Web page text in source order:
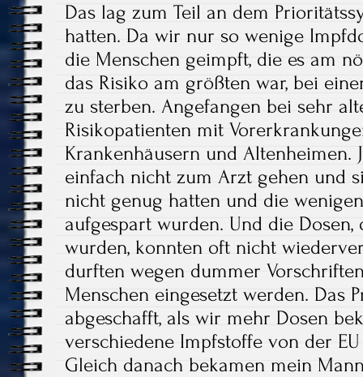
Das lag zum Teil an dem
hatten. Da wir nur so wenige
die Menschen geimpft, die es am
das Risiko am größten war, bei
zu sterben. Angefangen bei sehr
Risikopatienten mit
Krankenhäusern und Altenheimen.
einfach nicht zum Arzt gehen und
nicht genug hatten und die
aufgespart wurden. Und die
wurden, konnten oft nicht
durften wegen dummer
Menschen eingesetzt werden. Das
abgeschafft, als wir mehr Dosen
verschiedene Impfstoffe von der
Gleich danach bekamen mein